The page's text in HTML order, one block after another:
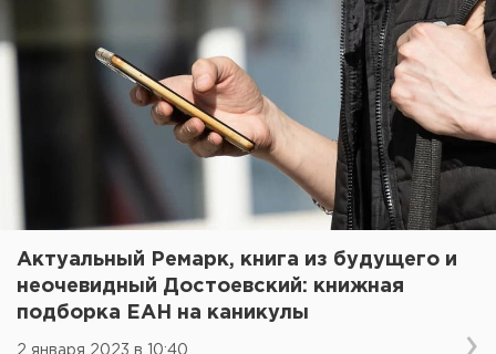
Актуальный Ремарк, книга из будущего и
неочевидный Достоевский: книжная
подборка ЕАН на каникулы
2 января 2023 в 10:40